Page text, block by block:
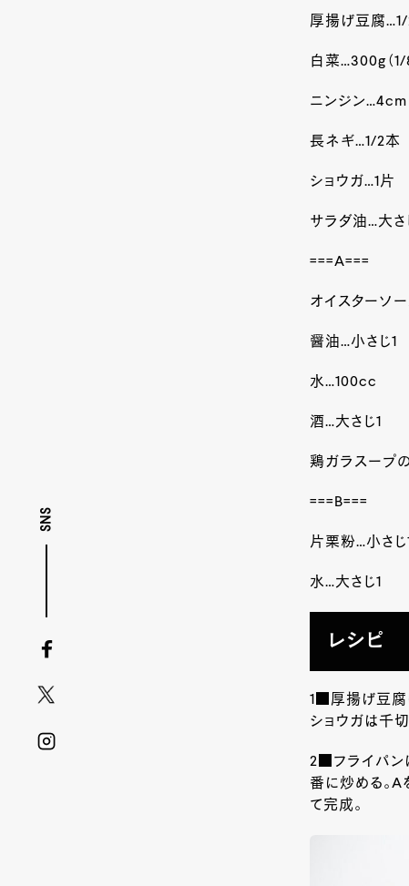
SNS
厚揚げ豆腐…1/
白菜…300g（
ニンジン…4cm
長ネギ…1/2本
ショウガ…1片
サラダ油…大さ
===A===
オイスターソ
醤油…小さじ1
水…100cc
酒…大さじ1
鶏ガラスープ
===B===
片栗粉…小さじ1
水…大さじ1
レシピ
1■厚揚げ豆腐
ショウガは千切
2■フライパン
番に炒める。A
て完成。